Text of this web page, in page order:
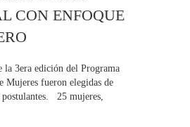
CON ENFOQUE
la 3era edición del Programa
Mujeres fueron elegidas de
25 mujeres,